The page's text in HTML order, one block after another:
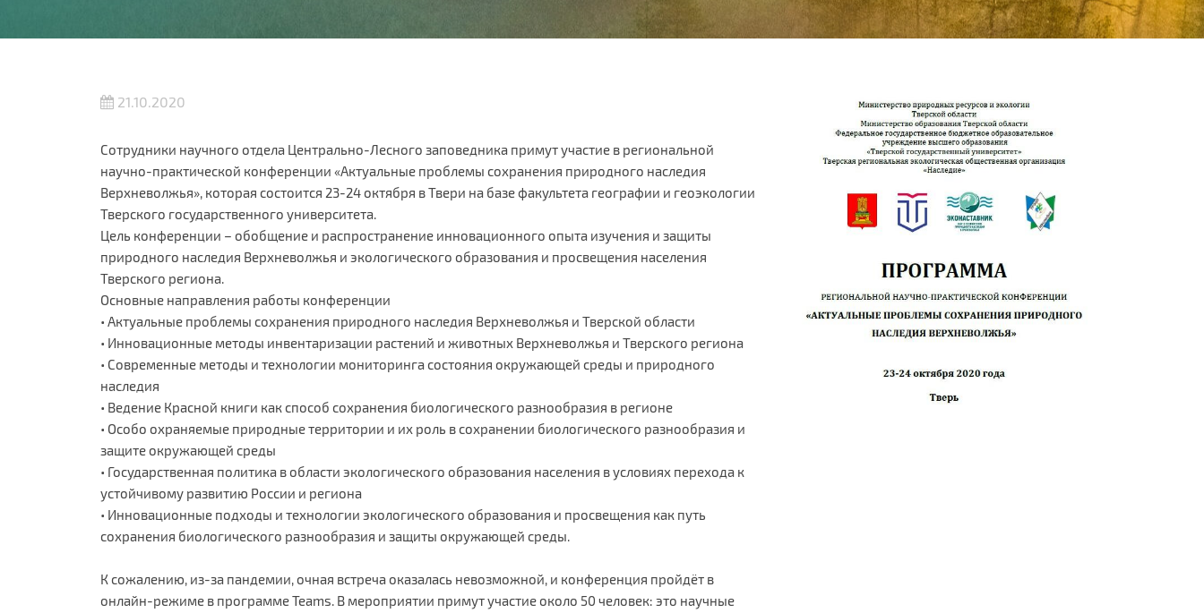
21.10.2020
Сотрудники научного отдела Центрально-Лесного заповедника примут участие в региональной
научно-практической конференции «Актуальные проблемы сохранения природного наследия
Верхневолжья», которая состоится 23-24 октября в Твери на базе факультета географии и геоэкологии
Тверского государственного университета.
Цель конференции – обобщение и распространение инновационного опыта изучения и защиты
природного наследия Верхневолжья и экологического образования и просвещения населения
Тверского региона.
Основные направления работы конференции
• Актуальные проблемы сохранения природного наследия Верхневолжья и Тверской области
• Инновационные методы инвентаризации растений и животных Верхневолжья и Тверского региона
• Современные методы и технологии мониторинга состояния окружающей среды и природного
наследия
• Ведение Красной книги как способ сохранения биологического разнообразия в регионе
• Особо охраняемые природные территории и их роль в сохранении биологического разнообразия и
защите окружающей среды
• Государственная политика в области экологического образования населения в условиях перехода к
устойчивому развитию России и региона
• Инновационные подходы и технологии экологического образования и просвещения как путь
сохранения биологического разнообразия и защиты окружающей среды.
К сожалению, из-за пандемии, очная встреча оказалась невозможной, и конференция пройдёт в
онлайн-режиме в программе Teams. В мероприятии примут участие около 50 человек: это научные